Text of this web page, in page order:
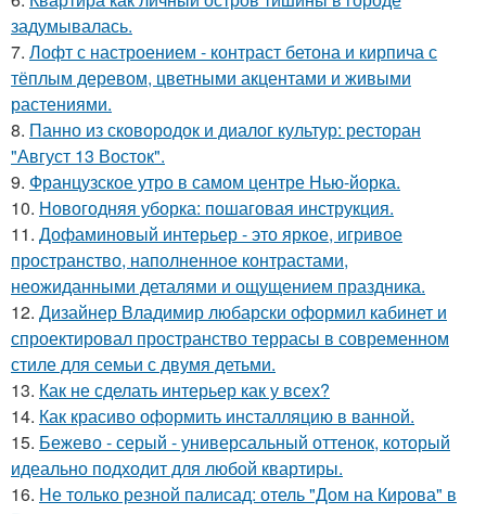
задумывалась.
7. Лофт с настроением - контраст бетона и кирпича с
тёплым деревом, цветными акцентами и живыми
растениями.
8. Панно из сковородок и диалог культур: ресторан
"Август 13 Восток".
9. Французское утро в самом центре Нью-йорка.
10. Новогодняя уборка: пошаговая инструкция.
11. Дофаминовый интерьер - это яркое, игривое
пространство, наполненное контрастами,
неожиданными деталями и ощущением праздника.
12. Дизайнер Владимир любарски оформил кабинет и
спроектировал пространство террасы в современном
стиле для семьи с двумя детьми.
13. Как не сделать интерьер как у всех?
14. Как красиво оформить инсталляцию в ванной.
15. Бежево - серый - универсальный оттенок, который
идеально подходит для любой квартиры.
16. Не только резной палисад: отель "Дом на Кирова" в